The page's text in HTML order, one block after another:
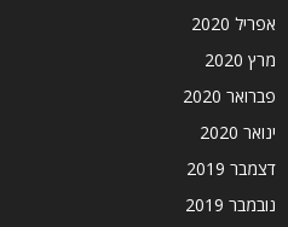
אפריל 2020
מרץ 2020
פברואר 2020
ינואר 2020
דצמבר 2019
נובמבר 2019